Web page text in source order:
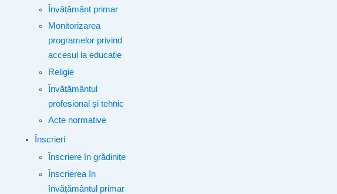
Învățământ primar
Monitorizarea
programelor privind
accesul la educatie
Religie
Învățământul
profesional și tehnic
Acte normative
Înscrieri
Înscriere în grădinițe
Înscrierea în
învățământul primar